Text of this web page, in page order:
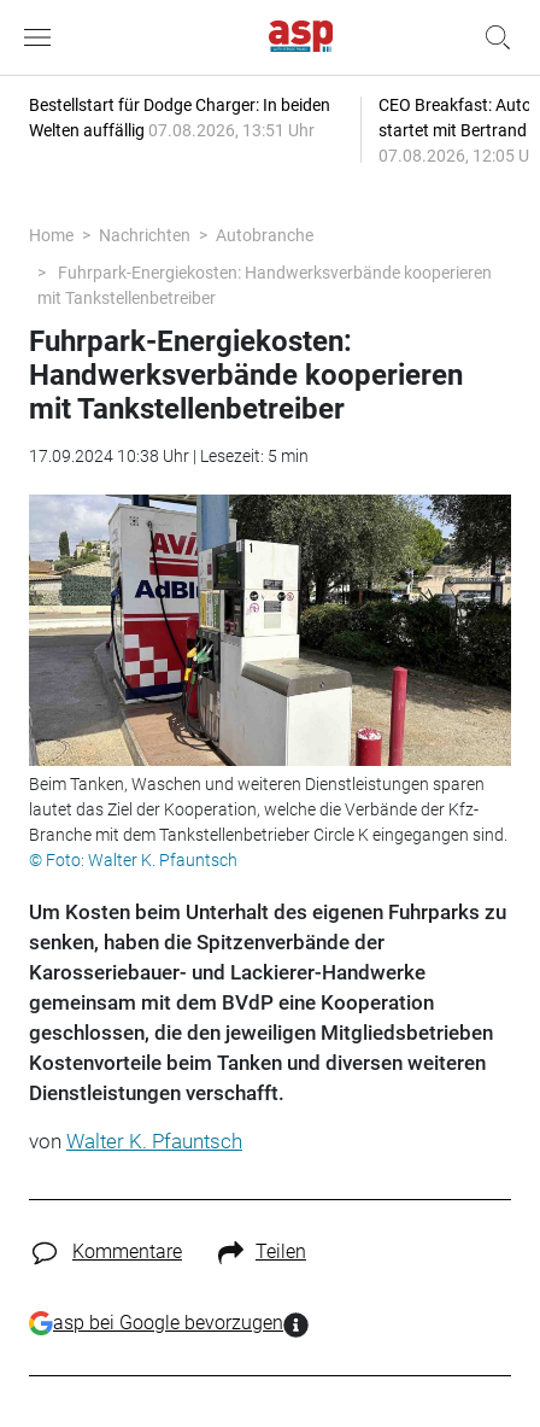
Bestellstart für Dodge Charger: In beiden
Welten auffällig 07.08.2026, 13:51 Uhr
CEO Breakfast:
startet mit Bertrand
07.08.2026, 12:05
Home Nachrichten
Autobranche
Fuhrpark-Energiekosten: Handwerksverbände kooperieren
mit Tankstellenbetreiber
Fuhrpark-Energiekosten:
Handwerksverbände kooperieren
mit Tankstellenbetreiber
17.09.2024 10:38 Uhr | Lesezeit: 5 min
Beim Tanken, Waschen und weiteren Dienstleistungen sparen
lautet das Ziel der Kooperation, welche die Verbände der Kfz-
Branche mit dem Tankstellenbetrieber Circle K eingegangen sind.
© Foto: Walter K. Pfauntsch
Um Kosten beim Unterhalt des eigenen Fuhrparks zu
senken, haben die Spitzenverbände der
Karosseriebauer- und Lackierer-Handwerke
gemeinsam mit dem BVdP eine Kooperation
geschlossen, die den jeweiligen Mitgliedsbetrieben
Kostenvorteile beim Tanken und diversen weiteren
Dienstleistungen verschafft.
von Walter K. Pfauntsch
Kommentare Teilen
asp bei Google bevorzugen